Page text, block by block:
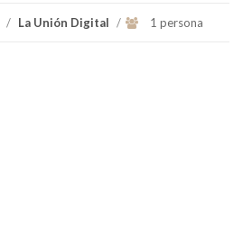
/ La Unión Digital / 1 persona